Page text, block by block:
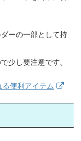
ーの一部として持
少し要注意です。
便利アイテム